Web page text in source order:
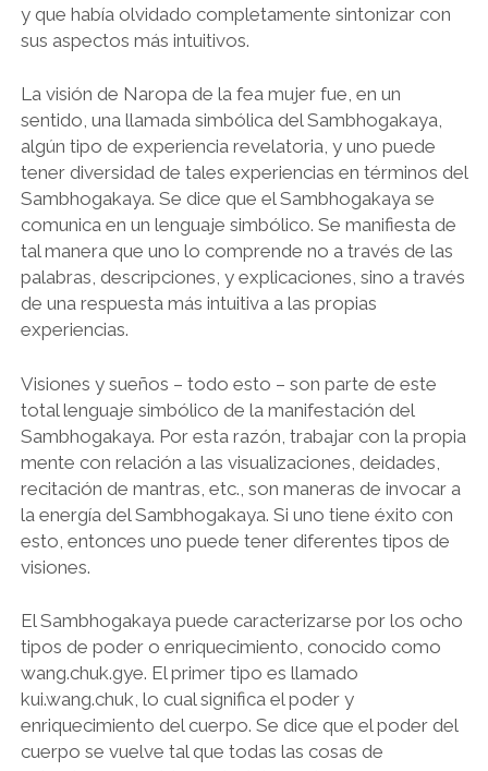
y que había olvidado completamente sintonizar con
sus aspectos más intuitivos.
La visión de Naropa de la fea mujer fue, en un
sentido, una llamada simbólica del Sambhogakaya,
algún tipo de experiencia revelatoria, y uno puede
tener diversidad de tales experiencias en términos del
Sambhogakaya. Se dice que el Sambhogakaya se
comunica en un lenguaje simbólico. Se manifiesta de
tal manera que uno lo comprende no a través de las
palabras, descripciones, y explicaciones, sino a través
de una respuesta más intuitiva a las propias
experiencias.
Visiones y sueños – todo esto – son parte de este
total lenguaje simbólico de la manifestación del
Sambhogakaya. Por esta razón, trabajar con la propia
mente con relación a las visualizaciones, deidades,
recitación de mantras, etc., son maneras de invocar a
la energía del Sambhogakaya. Si uno tiene éxito con
esto, entonces uno puede tener diferentes tipos de
visiones.
El Sambhogakaya puede caracterizarse por los ocho
tipos de poder o enriquecimiento, conocido como
wang.chuk.gye. El primer tipo es llamado
kui.wang.chuk, lo cual significa el poder y
enriquecimiento del cuerpo. Se dice que el poder del
cuerpo se vuelve tal que todas las cosas de